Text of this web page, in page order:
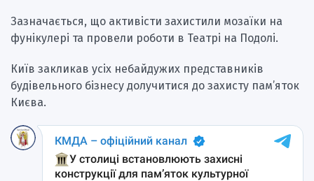
Зазначається, що активісти захистили мозаїки на
фунікулері та провели роботи в Театрі на Подолі.
Київ закликав усіх небайдужих представників
будівельного бізнесу долучитися до захисту пам’яток
Києва.